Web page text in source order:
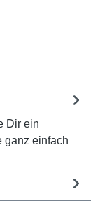
Dir ein
ganz einfach